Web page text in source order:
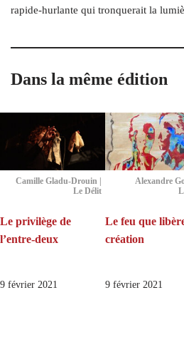
rapide-hurlante qui tronquerait la
Dans la même édition
Camille Gladu-Drouin |
Le Délit
Le privilège de
l’entre-deux
9 février 2021
Alexandre
Le feu que
création
9 février 2021